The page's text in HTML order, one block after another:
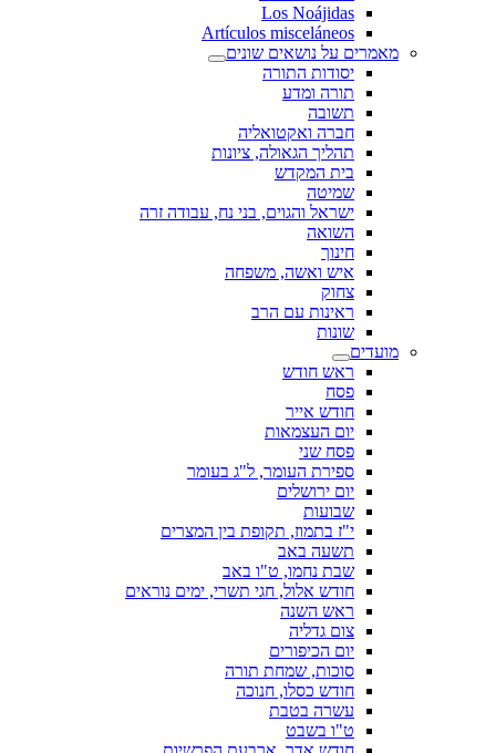
Los Noájidas
Artículos misceláneos
מאמרים על נושאים שונים
יסודות התורה
תורה ומדע
תשובה
חברה ואקטואליה
תהליך הגאולה, ציונות
בית המקדש
שמיטה
ישראל והגוים, בני נח, עבודה זרה
השואה
חינוך
איש ואשה, משפחה
צחוק
ראינות עם הרב
שונות
מועדים
ראש חודש
פסח
חודש אייר
יום העצמאות
פסח שני
ספירת העומר, ל"ג בעומר
יום ירושלים
שבועות
י"ז בתמוז, תקופת בין המצרים
תשעה באב
שבת נחמו, ט"ו באב
חודש אלול, חגי תשרי, ימים נוראים
ראש השנה
צום גדליה
יום הכיפורים
סוכות, שמחת תורה
חודש כסלו, חנוכה
עשרה בטבת
ט"ו בשבט